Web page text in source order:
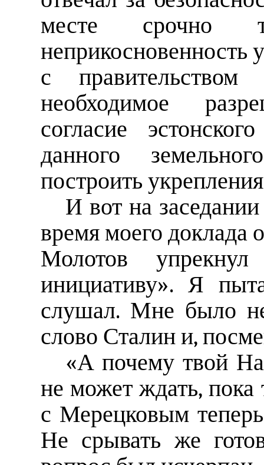
месте срочно
неприкосновенность
с
необходимое
согласие
данного
построить
И вот на
время моего доклада
Молотов
инициативу». Я
слушал. Мне было
слово Сталин и,
«А почему твой
не может ждать,
с Мерецковым
Не срывать же